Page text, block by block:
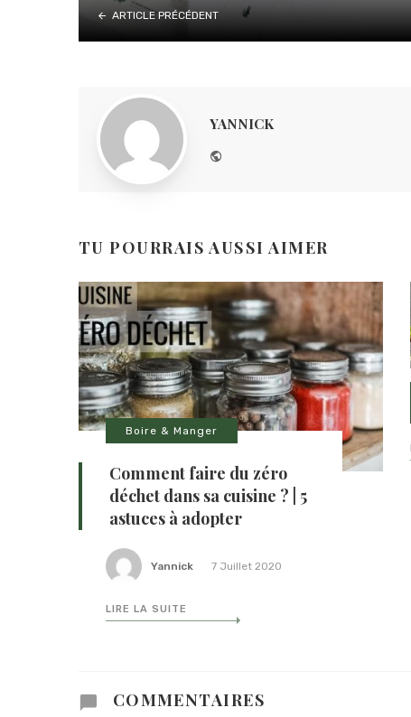
ARTICLE PRÉCÉDENT
YANNICK
TU POURRAIS AUSSI AIMER
Boire & Manger
Comment faire du zéro
déchet dans sa cuisine ? | 5
astuces à adopter
Yannick 7 Juillet 2020
LIRE LA SUITE
COMMENTAIRES